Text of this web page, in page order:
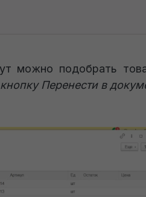
можно подобрать
Перенести в